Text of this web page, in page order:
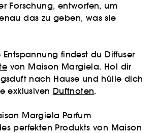
Forschung, entworfen, um
das zu geben, was sie
Entspannung findest du Diffuser
von Maison Margiela. Hol dir
nach Hause und hülle dich
exklusiven Duftnoten.
Margiela Parfum
perfekten Produkts von Maison